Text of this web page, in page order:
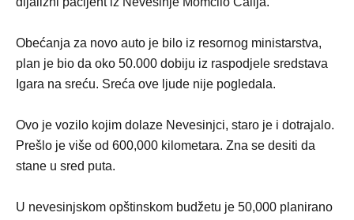
Obećanja za novo auto je bilo iz resornog ministarstva,
plan je bio da oko 50.000 dobiju iz raspodjele sredstava
Igara na sreću. Sreća ove ljude nije pogledala.
Ovo je vozilo kojim dolaze Nevesinjci, staro je i dotrajalo.
Prešlo je više od 600,000 kilometara. Zna se desiti da
stane u sred puta.
U nevesinjskom opštinskom budžetu je 50,000 planirano